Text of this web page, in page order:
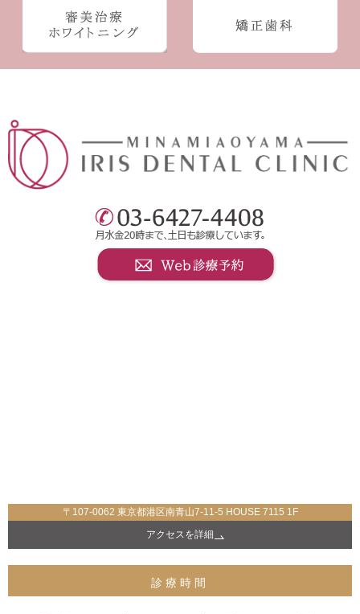
〒107-0062 東京都港区南青山7-11-5 HOUSE 7115 1F
アクセスを詳細
診療時間